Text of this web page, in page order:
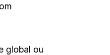
global ou